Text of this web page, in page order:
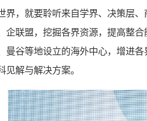
界，就要聆听来自学界、决策层
企联盟，挖掘各界资源，提高整
曼谷等地设立的海外中心，增进
解与解决方案。